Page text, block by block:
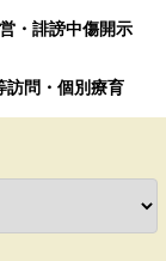
・誹謗中傷開示
訪問・個別療育